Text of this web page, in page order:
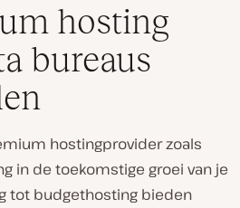
hosting
bureaus
hostingprovider zoals
in de toekomstige groei van je
tot budgethosting bieden